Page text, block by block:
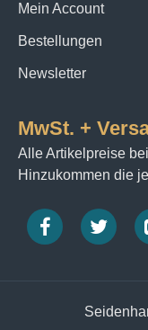
Mein Account
Bestellungen
Newsletter
MwSt. +
Alle Artikelpreise
Hinzukommen die